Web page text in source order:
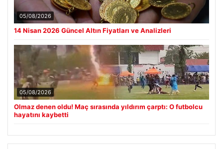
05/08/2026
14 Nisan 2026 Güncel Altın Fiyatları ve Analizleri
05/08/2026
Olmaz denen oldu! Maç sırasında yıldırım çarptı: O futbolcu
hayatını kaybetti